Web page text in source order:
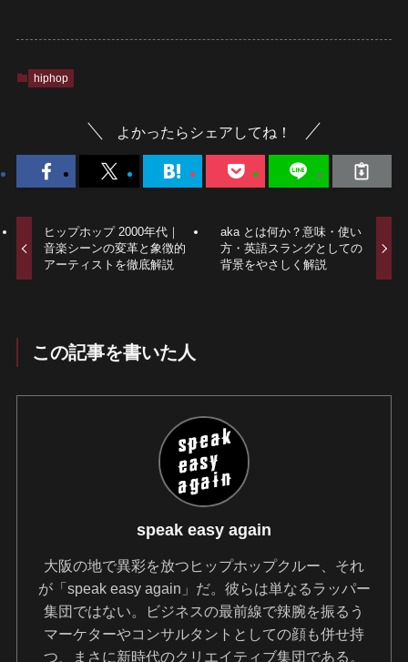
hiphop
よかったらシェアしてね！
ヒップホップ 2000年代｜
音楽シーンの変革と象徴的
アーティストを徹底解説
aka とは何か？意味・使い
方・英語スラングとしての
背景をやさしく解説
この記事を書いた人
speak easy again
大阪の地で異彩を放つヒップホップクルー、それ
が「speak easy again」だ。彼らは単なるラッパー
集団ではない。ビジネスの最前線で辣腕を振るう
マーケターやコンサルタントとしての顔も併せ持
つ、まさに新時代のクリエイティブ集団である。